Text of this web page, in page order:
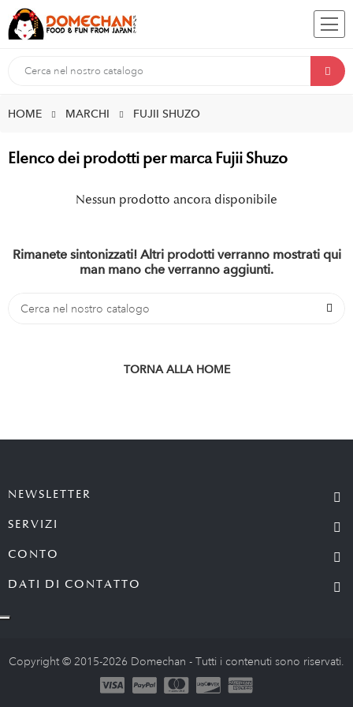
HOME MARCHI FUJII SHUZO
Elenco dei prodotti per marca Fujii Shuzo
Nessun prodotto ancora disponibile
Rimanete sintonizzati! Altri prodotti verranno mostrati qui
man mano che verranno aggiunti.
TORNA ALLA HOME
NEWSLETTER
SERVIZI
CONTO
DATI DI CONTATTO
Copyright © 2015-2026 Domechan - Tutti i contenuti sono riservati.